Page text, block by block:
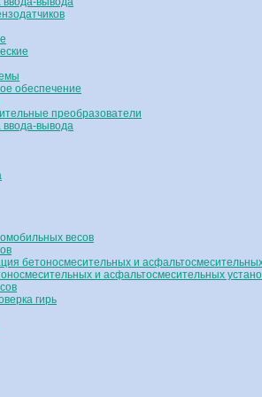
обеспечение
преобразователи
ввода-вывода
весов
бетоносмесительных и
и асфальтосмесительных
гирь